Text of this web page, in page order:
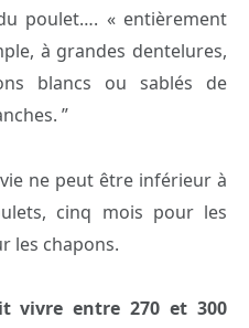
poulet…. « entièrement
à grandes dentelures,
blancs ou sablés de
”
ne peut être inférieur à
cinq mois pour les
les chapons.
vivre entre 270 et 300